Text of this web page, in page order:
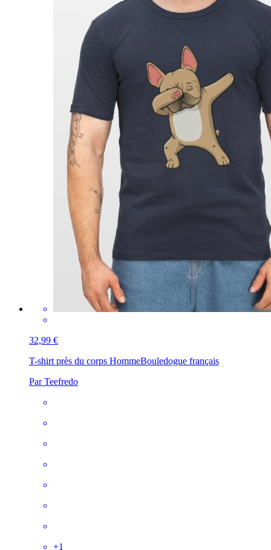
32,99 €
T-shirt près du corps HommeBouledogue français
Par Teefredo
+1